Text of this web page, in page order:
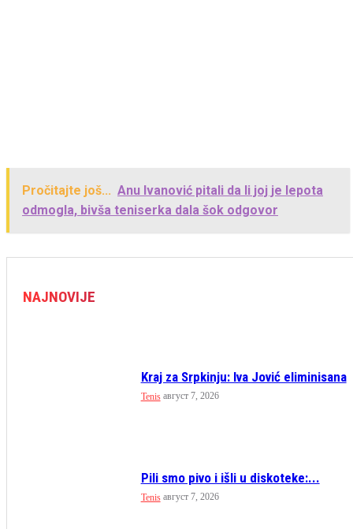
Pročitajte još... Anu Ivanović pitali da li joj je lepota
odmogla, bivša teniserka dala šok odgovor
NAJNOVIJE
Kraj za Srpkinju: Iva Jović eliminisana
Tenis август 7, 2026
Pili smo pivo i išli u diskoteke:...
Tenis август 7, 2026